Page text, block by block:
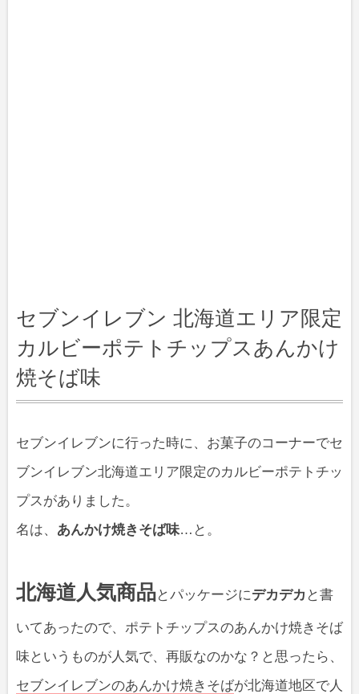
セブンイレブン 北海道エリア限定
カルビーポテトチップスあんかけ
焼そば味
セブンイレブンに行った時に、お菓子のコーナーでセ
ブンイレブン北海道エリア限定のカルビーポテトチッ
プスがありました。
名は、 あんかけ焼きそば味…と。
北海道人気商品とパッケージにデカデカ と書
いてあったので、ポテトチップスのあんかけ焼きそば
味というものが人気で、再販なのかな？と思ったら、
セブンイレブンのあんかけ焼きそばが北海道地区で人